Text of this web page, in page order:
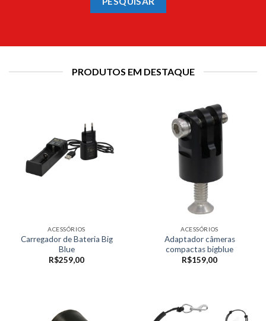
PRODUTOS EM DESTAQUE
ACESSÓRIOS
Carregador de Bateria Big
Blue
R$259,00
ACESSÓRIOS
Adaptador câmeras
compactas bigblue
R$159,00